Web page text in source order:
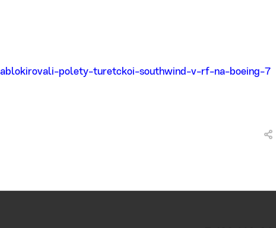
polety-turetckoi-southwind-v-rf-na-boeing-7